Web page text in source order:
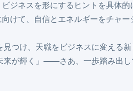
ジネスを形にするヒントを具体的
けて、自信とエネルギーをチャー
つけ、天職をビジネスに変える
来が輝く」――さあ、一歩踏み出し